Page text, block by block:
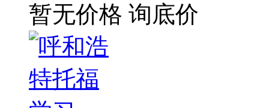
暂无价格 询底价